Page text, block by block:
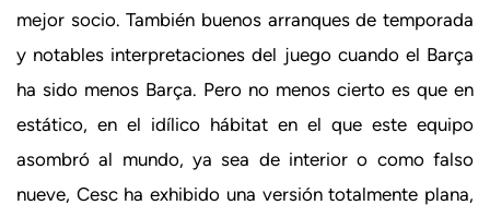
mejor socio. También buenos arranques de temporada
y notables interpretaciones del juego cuando el Barça
ha sido menos Barça. Pero no menos cierto es que en
estático, en el idílico hábitat en el que este equipo
asombró al mundo, ya sea de interior o como falso
nueve, Cesc ha exhibido una versión totalmente plana,